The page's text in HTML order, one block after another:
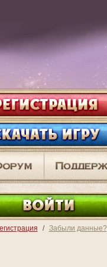
/ Забыли данные?